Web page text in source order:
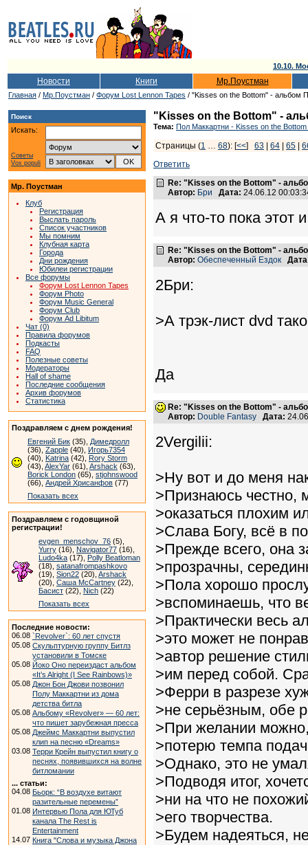
10.10.
Новости Книги Мр.Поустман
Главная / Мр.Поустман / Форум Lost Lennon Tapes / "Kisses on the Bottom" - альбом
Поиск
Искать:
Советы
Vox populi
Мр. Поустман
Клуб
Регистрация
Выслать пароль
Список участников
Мы помним
Клубная карта
Города
Дни рождения
Юбилеи регистрации
Все форумы
Форум Lost Lennon Tapes
Форум Photo
Форум Music General
Форум Club
Форум Ad Libitum
Чат (0)
Правила форумов
Подкасты
FAQ
Полезные советы
Модераторы
Hall of shame
Последние сообщения
Архив форумов
Статистика
Поздравляем с днем рождения!
Евгений Бик (35), Димедролл
(36), Zapple (40), Игорь7354
(40), Katrina (42), Rory Storm
(43), AlexYar (61), Arshack (63),
Borick London (65), stjohnswood
(66), Андрей Хрисанфов (77)
Показать всех
Поздравляем с годовщиной
регистрации!
evgen_menschov_76 (5),
Yurry (16), Navigator77 (16),
Ludo4ka (17), Polly Beatloman
(18), satanafrompashkovo
(19), Sion22 (20), Arshack
(20), Саша McCartney (22),
Басист (22), Nich (22)
Показать всех
Последние новости:
06.08 `Revolver`: 60 лет спустя
05.08 Скульптурную группу Битлз
установили в Томске
05.08 Йоко Оно переиздаст альбом
«It’s Alright (I See Rainbows)»
05.08 Джон Бон Джови позвонил
Полу Маккартни из дома
детства битла
05.08 Альбому «Revolver» — 60 лет:
что пишет зарубежная пресса
05.08 Джеймс Маккартни выпустил
клип на песню «Dreams»
03.08 Терри Крейн выпустил книгу о
песнях, появившихся на волне
битломании
... статьи:
04.08 Бьорк: “В воздухе витают
разительные перемены”
01.08 Интервью Пола для ЮТуб
канала The Rest is
Entertainment
14.07 Книга "Слова и музыка Джона
"Kisses on the Bottom" -
Тема: Пол Маккартни - Kisses on the
Страницы (1 … 68): [<<] 63 64 65
Ответить
Re: "Kisses on the Bottom" -
Автор: Бри Дата: 24.06.12
А я что-то пока этот
Re: "Kisses on the Bottom" -
Автор: Обеспеченный Ездок
2Бри:
>А трэк-лист dvd
Да
Re: "Kisses on the Bottom" -
Автор: Double Fantasy Дата:
2Vergilii:
>Ну вот и до меня
>Признаюсь честно,
>оказаться плохим
>Слава Богу, всё в
>Прежде всего, она
>прозрачны,
>Пола хорошо
>вспоминаешь, что
>Практически весь
>это может не
>автор решение
>им перед собой.
>Ферри в разрезе
>не серьёзным, обе
>При желании
>потерю темпа
>Однако, это не
>Подводя итог,
>ни на что не
>его творчества.
>Будем надеяться,